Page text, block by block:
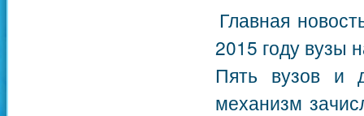
Главная
2015 году вузы
Пять вузов и
механизм